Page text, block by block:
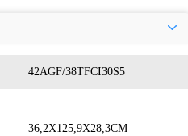
42AGF/38TFCI30S5
36,2X125,9X28,3CM